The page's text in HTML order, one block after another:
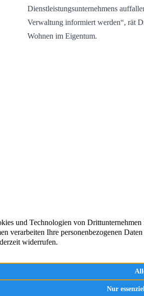
Dienstleistungsunternehmens
Verwaltung informiert werden“, rät
Wohnen im Eigentum.
Ihr Partner rund um die Vermittlung, Beratung